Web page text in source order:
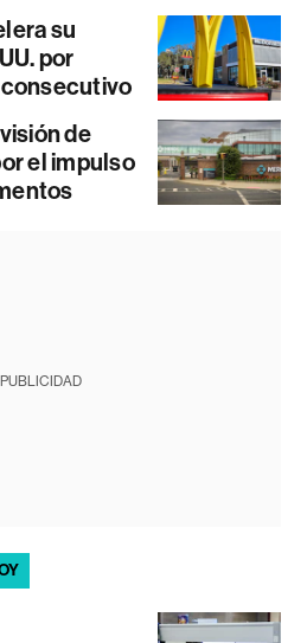
su
por
de
el impulso
PUBLICIDAD